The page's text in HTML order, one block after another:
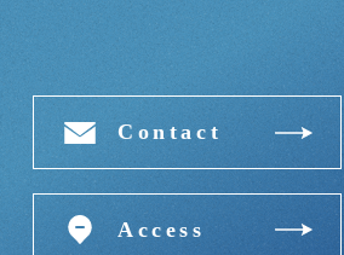
Contact
Access